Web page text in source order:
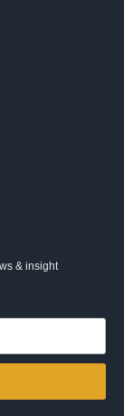
& insight